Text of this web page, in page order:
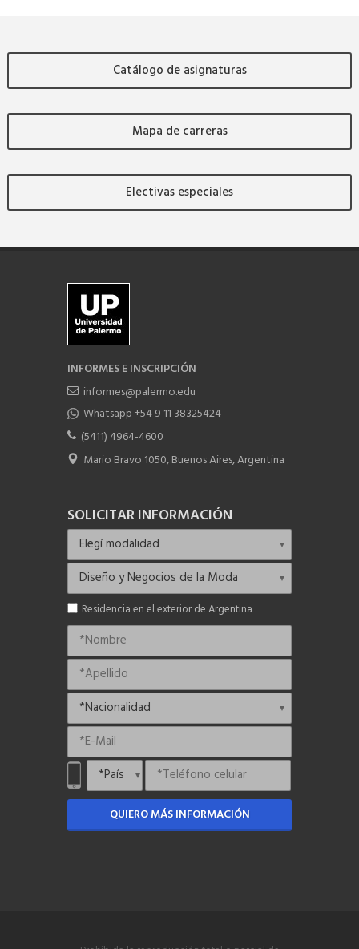
Catálogo de asignaturas
Mapa de carreras
Electivas especiales
INFORMES E INSCRIPCIÓN
informes@palermo.edu
Whatsapp +54 9 11 38325424
(5411) 4964-4600
Mario Bravo 1050, Buenos Aires, Argentina
SOLICITAR INFORMACIÓN
Residencia en el exterior de Argentina
QUIERO MÁS INFORMACIÓN